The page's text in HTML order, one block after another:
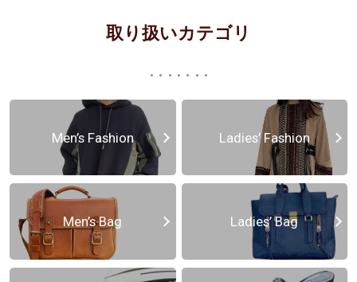
取り扱いカテゴリ
Men’s Fashion Ladies’ Fashion
Men’s Bag Ladies’ Bag